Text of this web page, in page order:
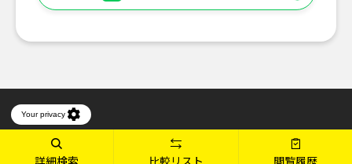
詳細検索 比較リスト 閲覧履歴
製品ラインアップ LINE UP